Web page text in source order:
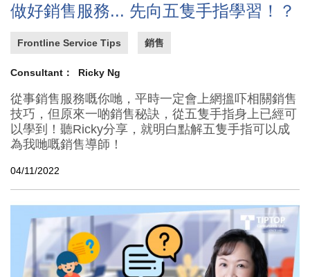
做好銷售服務... 先向五隻手指學習！？
Frontline Service Tips 銷售
Consultant： Ricky Ng
從事銷售服務嘅你哋，平時一定會上網搵吓相關銷售
技巧，但原來一啲銷售秘訣，從五隻手指身上已經可
以學到！聽Ricky分享，就明白點解五隻手指可以成
為我哋嘅銷售導師！
04/11/2022